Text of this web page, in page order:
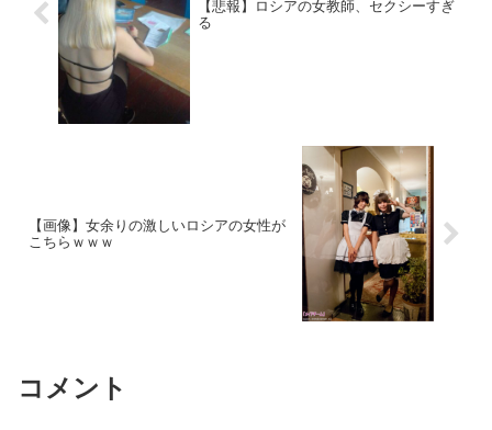
【悲報】ロシアの女教師、セクシーすぎ
る
【画像】女余りの激しいロシアの女性が
こちらｗｗｗ
コメント